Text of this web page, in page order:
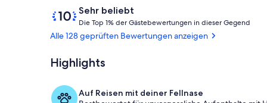
Bewertungen
Sehr beliebt
10
von
10,
beliebt
Die Top 1% der Gästebewertungen in dieser Gegend
Alle 128 geprüften Bewertungen anzeigen
Highlights
Auf Reisen mit deiner Fellnase